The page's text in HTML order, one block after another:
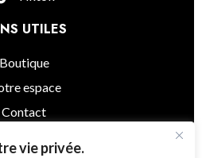
vie privée.
UTILES
Boutique
espace
Contact